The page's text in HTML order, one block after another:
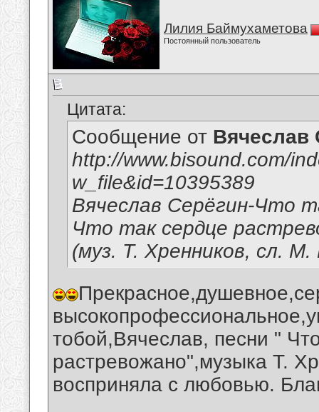
Лилия Баймухаметова
Постоянный пользователь
Цитата:
Сообщение от Вячеслав
http://www.bisound.com/
w_file&id=10395389
Вячеслав Серёгин-Что
Что так сердце
(муз. Т. Хренников, сл.
тобой,Вячеслав, песни "
растревожано",музыка Т.
восприняла с любовью.